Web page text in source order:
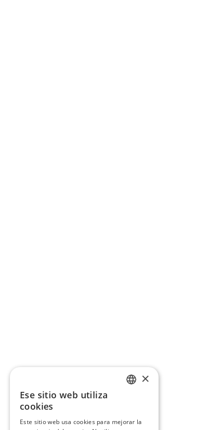
×
Ese sitio web utiliza
cookies
Este sitio web usa cookies para mejorar la